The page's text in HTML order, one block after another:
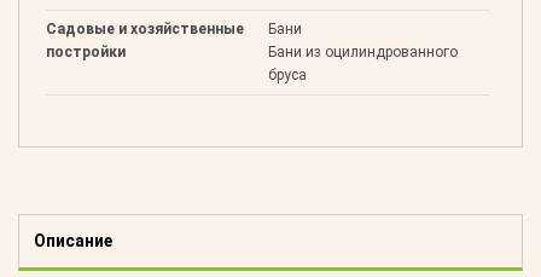
Садовые и хозяйственные
постройки
Бани
Бани из оцилиндрованного
бруса
Описание